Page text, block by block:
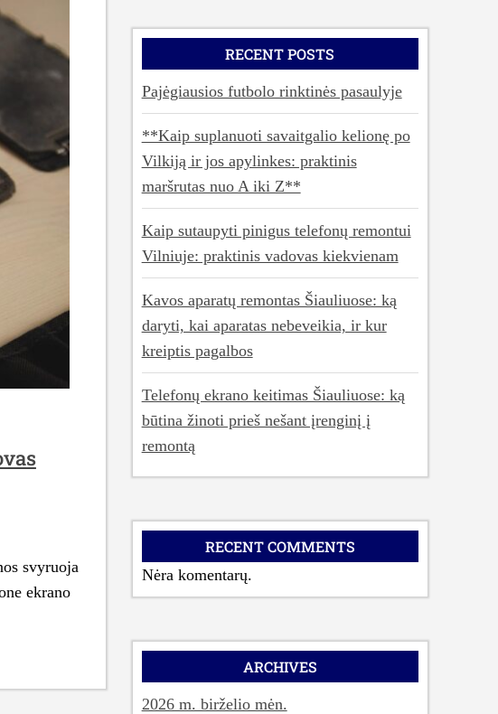
svyruoja
ekrano
RECENT POSTS
Pajėgiausios futbolo rinktinės pasaulyje
**Kaip suplanuoti savaitgalio kelionę po
Vilkiją ir jos apylinkes: praktinis
maršrutas nuo A iki Z**
Kaip sutaupyti pinigus telefonų remontui
Vilniuje: praktinis vadovas kiekvienam
Kavos aparatų remontas Šiauliuose: ką
daryti, kai aparatas nebeveikia, ir kur
kreiptis pagalbos
Telefonų ekrano keitimas Šiauliuose: ką
būtina žinoti prieš nešant įrenginį į
remontą
RECENT COMMENTS
Nėra komentarų.
ARCHIVES
2026 m. birželio mėn.